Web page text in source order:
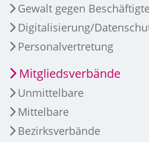
Gewalt gegen Beschäftigte
Digitalisierung/
Personalvertretung
Mitgliedsverbände
Unmittelbare
Mittelbare
Bezirksverbände